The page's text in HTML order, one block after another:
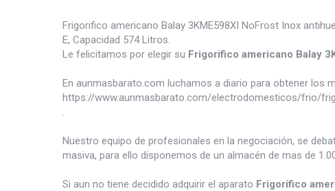
Frigorifico americano Balay 3KME598XI NoFrost Inox
E, Capacidad 574 Litros.
Le felicitamos por elegir su Frigorifico americano Balay
En aunmasbarato.com luchamos a diario para obtener los
https://www.aunmasbarato.com/electrodomesticos/frio/
Nuestro equipo de profesionales en la negociación, se
masiva, para ello disponemos de un almacén de mas de
Si aun no tiene decidido adquirir el aparato Frigorifico